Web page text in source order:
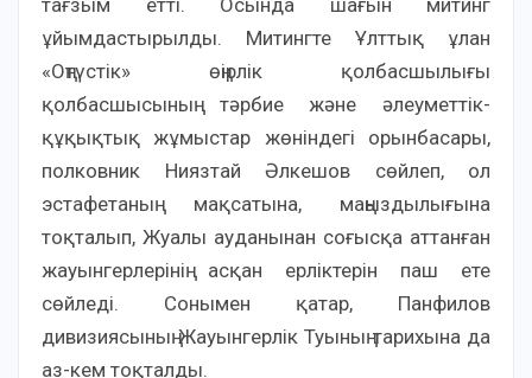
тағзым етті. Осында шағын митинг
ұйымдастырылды. Митингте Ұлттық ұлан
«Оңтүстік» өңірлік қолбасшылығы
қолбасшысының тәрбие және әлеуметтік-
құқықтық жұмыстар жөніндегі орынбасары,
полковник Ниязтай Әлкешов сөйлеп, ол
эстафетаның мақсатына, маңыздылығына
тоқталып, Жуалы ауданынан соғысқа аттанған
жауынгерлерінің асқан ерліктерін паш ете
сөйледі. Сонымен қатар, Панфилов
дивизиясының Жауынгерлік Туының тарихына да
аз-кем тоқталды.